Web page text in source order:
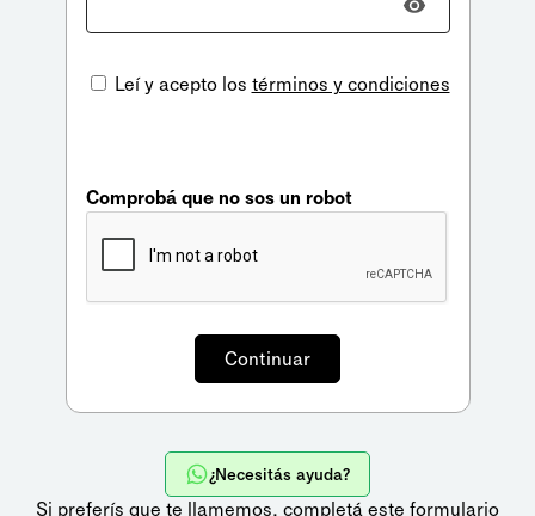
Leí y acepto los términos y condiciones
Comprobá que no sos un robot
¿Necesitás ayuda?
Si preferís que te llamemos, completá este formulario